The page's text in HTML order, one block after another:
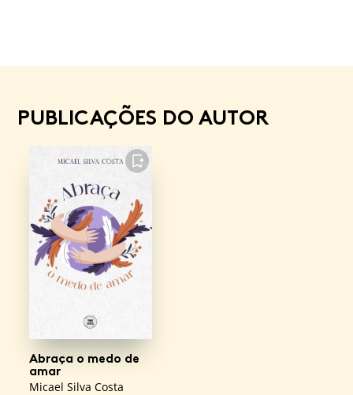
PUBLICAÇÕES DO AUTOR
FAVORITO
Abraça o medo de
amar
Micael Silva Costa